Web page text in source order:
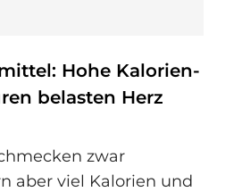
Hohe Kalorien-
belasten Herz
zwar
aber viel Kalorien und